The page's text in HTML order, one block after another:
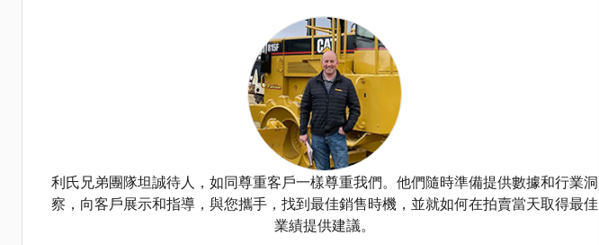
利氏兄弟團隊坦誠待人，如同尊重客戶一樣尊重我們。他們隨時準備提供數據和行業洞
察，向客戶展示和指導，與您攜手，找到最佳銷售時機，並就如何在拍賣當天取得最佳
業績提供建議。